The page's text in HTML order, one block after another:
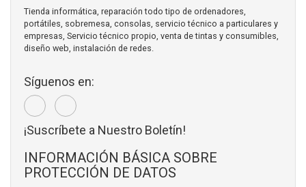
Tienda informática, reparación todo tipo de ordenadores,
portátiles, sobremesa, consolas, servicio técnico a particulares y
empresas, Servicio técnico propio, venta de tintas y consumibles,
diseño web, instalación de redes.
Síguenos en:
¡Suscríbete a Nuestro Boletín!
INFORMACIÓN BÁSICA SOBRE
PROTECCIÓN DE DATOS